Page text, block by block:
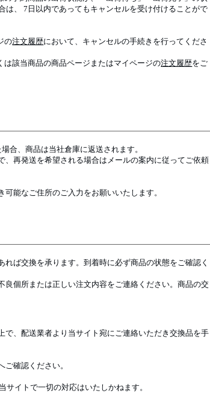
、 7日以内であってもキャンセルを受け付けることがで
の注文履歴において、キャンセルの手続きを行ってくださ
該当商品の商品ページまたはマイページの注文履歴をご
合、商品は当社倉庫に返送されます。
再発送を希望される場合はメールの案内に従ってご依頼
能なご住所のご入力をお願いいたします。
ば交換を承ります。到着時に必ず商品の状態をご確認く
良個所または正しい注文内容をご連絡ください。商品の交
、配送業者より当サイト宛にご連絡いただき交換品を手
確認ください。
イトで一切の対応はいたしかねます。